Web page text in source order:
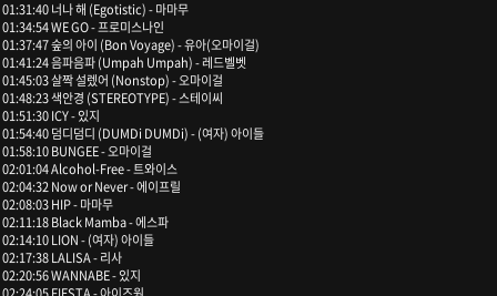
01:31:40 너나 해 (Egotistic) - 마마무
01:34:54 WE GO - 프로미스나인
01:37:47 숲의 아이 (Bon Voyage) - 유아(오마이걸)
01:41:24 음파음파 (Umpah Umpah) - 레드벨벳
01:45:03 살짝 설렜어 (Nonstop) - 오마이걸
01:48:23 색안경 (STEREOTYPE) - 스테이씨
01:51:30 ICY - 있지
01:54:40 덤디덤디 (DUMDi DUMDi) - (여자) 아이들
01:58:10 BUNGEE - 오마이걸
02:01:04 Alcohol-Free - 트와이스
02:04:32 Now or Never - 에이프릴
02:08:03 HIP - 마마무
02:11:18 Black Mamba - 에스파
02:14:10 LION - (여자) 아이들
02:17:38 LALISA - 리사
02:20:56 WANNABE - 있지